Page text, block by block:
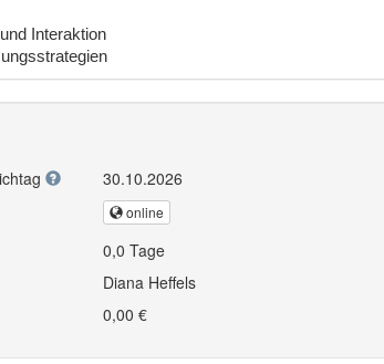
Interaktion
30.10.2026
online
0,0 Tage
Diana Heffels
0,00 €